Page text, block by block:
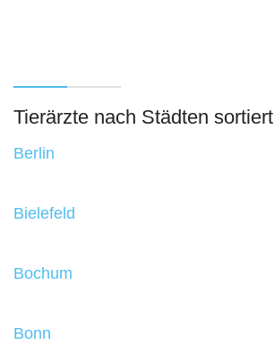
Tierärzte nach Städten sortiert
Berlin
Bielefeld
Bochum
Bonn